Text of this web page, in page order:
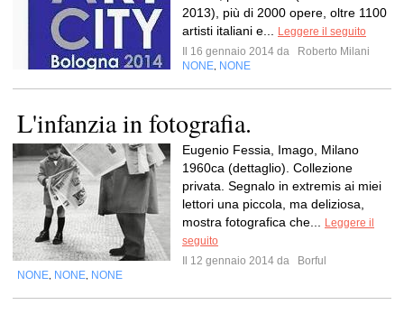
2013), più di 2000 opere, oltre 1100
artisti italiani e...
Leggere il seguito
Il 16 gennaio 2014 da
Roberto Milani
NONE NONE
L'infanzia in fotografia.
Eugenio Fessia, Imago, Milano
1960ca (dettaglio). Collezione
privata. Segnalo in extremis ai miei
lettori una piccola, ma deliziosa,
mostra fotografica che...
Leggere il
seguito
Il 12 gennaio 2014 da
Borful
NONE NONE NONE